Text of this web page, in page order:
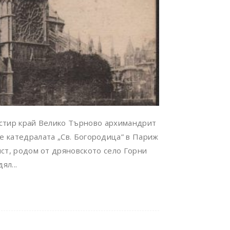
край Велико Търново архимандрит
катедралата „Св. Богородица” в Париж
родом от дряновското село Горни